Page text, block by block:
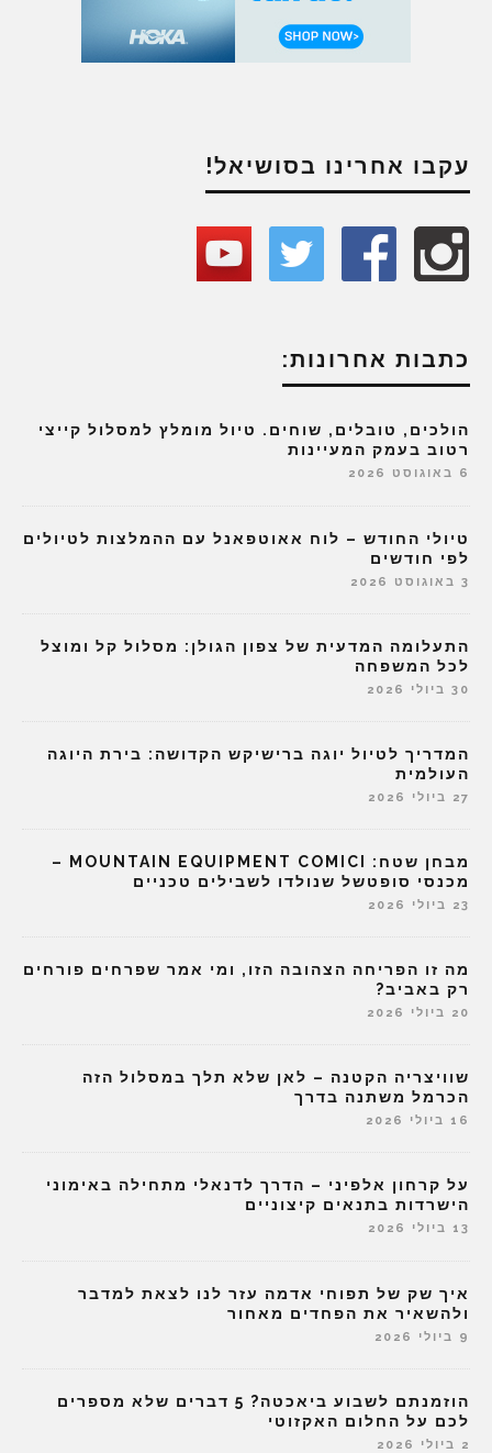
עקבו אחרינו בסושיאל!
כתבות אחרונות:
הולכים, טובלים, שוחים. טיול מומלץ למסלול קייצי
רטוב בעמק המעיינות
6 באוגוסט 2026
טיולי החודש – לוח אאוטפאנל עם ההמלצות לטיולים
לפי חודשים
3 באוגוסט 2026
התעלומה המדעית של צפון הגולן: מסלול קל ומוצל
לכל המשפחה
30 ביולי 2026
המדריך לטיול יוגה ברישיקש הקדושה: בירת היוגה
העולמית
27 ביולי 2026
מבחן שטח: MOUNTAIN EQUIPMENT COMICI –
מכנסי סופטשל שנולדו לשבילים טכניים
23 ביולי 2026
מה זו הפריחה הצהובה הזו, ומי אמר שפרחים פורחים
רק באביב?
20 ביולי 2026
שוויצריה הקטנה – לאן שלא תלך במסלול הזה
הכרמל משתנה בדרך
16 ביולי 2026
על קרחון אלפיני – הדרך לדנאלי מתחילה באימוני
הישרדות בתנאים קיצוניים
13 ביולי 2026
איך שק של תפוחי אדמה עזר לנו לצאת למדבר
ולהשאיר את הפחדים מאחור
9 ביולי 2026
הוזמנתם לשבוע ביאכטה? 5 דברים שלא מספרים
לכם על החלום האקזוטי
2 ביולי 2026